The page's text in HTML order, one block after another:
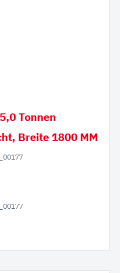
Tonnen
Breite 1800 MM